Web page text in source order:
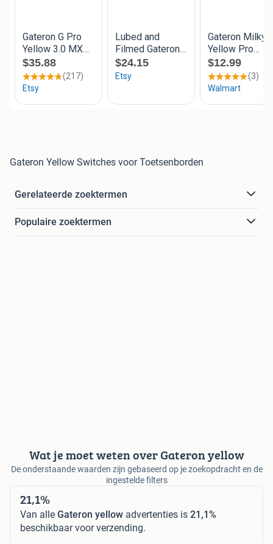
Gateron Yellow Switches voor Toetsenborden
Gerelateerde zoektermen
Populaire zoektermen
Wat je moet weten over Gateron yellow
De onderstaande waarden zijn gebaseerd op je zoekopdracht en de
ingestelde filters
21,1%
Van alle Gateron yellow advertenties is 21,1%
beschikbaar voor verzending.